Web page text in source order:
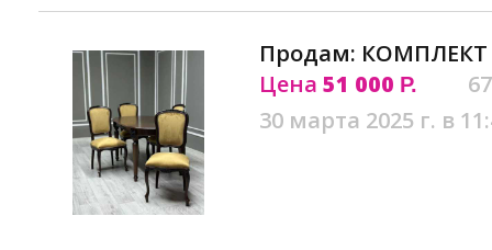
Продам: КОМПЛЕКТ
Цена 51 000 Р.
30 марта 2025 г. в